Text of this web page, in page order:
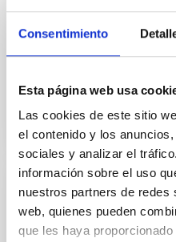
Consentimiento
Esta página web usa
Las cookies de este sitio
el contenido y los
sociales y analizar el
información sobre el uso
nuestros partners de redes
web, quienes pueden
que les haya
periodo de vigencia del
Convenio de
el Instituto de